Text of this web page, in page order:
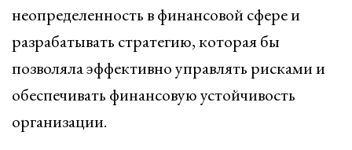
неопределенность в финансовой сфере и
разрабатывать стратегию, которая бы
позволяла эффективно управлять рисками и
обеспечивать финансовую устойчивость
организации.